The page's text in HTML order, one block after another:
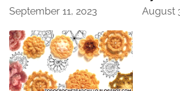
September 11, 2023 August